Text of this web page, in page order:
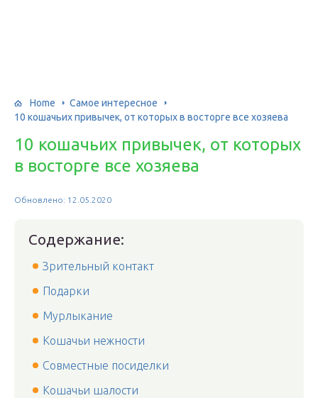
Home
Самое интересное
10 кошачьих привычек, от которых в восторге все хозяева
10 кошачьих привычек, от которых
в восторге все хозяева
Обновлено: 12.05.2020
Содержание:
Зрительный контакт
Подарки
Мурлыкание
Кошачьи нежности
Совместные посиделки
Кошачьи шалости